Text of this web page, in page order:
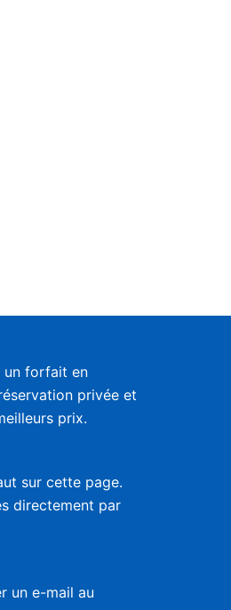
un forfait en
privée et
prix.
sur cette page.
directement par
un e-mail au